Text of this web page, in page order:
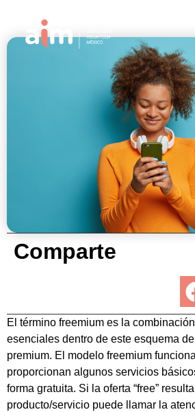
¿Qué son los seguros
noviembre 25,
Comparte
El término freemium es la
esenciales dentro de este esquema
premium. El modelo freemium
proporcionan algunos servicios
forma gratuita. Si la oferta “free”
producto/servicio puede llamar la